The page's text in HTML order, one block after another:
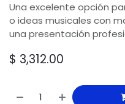
Una excelente opción
o ideas musicales con
una presentación
$ 3,312.00